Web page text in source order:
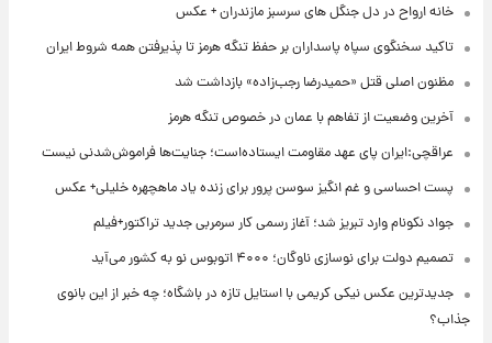
خانه ارواح در دل جنگل های سرسبز مازندران + عکس
تاکید سخنگوی سپاه پاسداران بر حفظ تنگه هرمز تا پذیرفتن همه شروط ایران
مظنون اصلی قتل «حمیدرضا رجب‌زاده» بازداشت شد
آخرین وضعیت از تفاهم با عمان در خصوص تنگه هرمز
عراقچی:ایران پای عهد مقاومت ایستاده‌است؛ جنایت‌ها فراموش‌شدنی نیست
پست احساسی و غم انگیز سوسن پرور برای زنده یاد ماهچهره خلیلی+ عکس
جواد نکونام وارد تبریز شد؛ آغاز رسمی کار سرمربی جدید تراکتور+فیلم
تصمیم دولت برای نوسازی ناوگان؛ ۴۰۰۰ اتوبوس نو به کشور می‌آید
جدیدترین عکس نیکی کریمی با استایل تازه در باشگاه؛ چه خبر از این بانوی
جذاب؟